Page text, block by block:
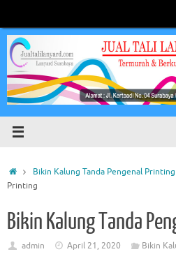
content
HomeBikin Kalung Tanda Pengenal Printing
Printing
Bikin Kalung Tanda
admin April 21, 2020 Bikin